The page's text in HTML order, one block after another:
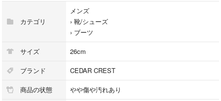
当店では送料無料となっておりますので
取引情報の入力お支払のみでOK！
連絡をとるのが苦手な方でも
簡単に取引を進めることができます。
またお支払いただきましたら最短即日
1~2日以内には発送予定ですので
すぐに手にすることができます。
カテゴリ
メンズ
› 靴/シューズ
› ブーツ
サイズ 26cm
ブランド CEDAR CREST
商品の状態 やや傷や汚れあり